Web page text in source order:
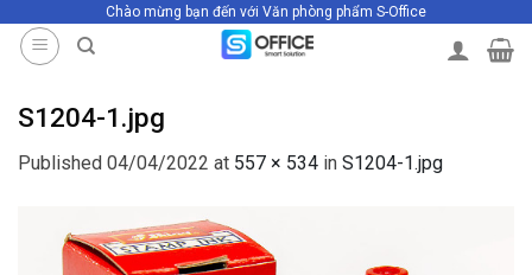
Chào mừng bạn đến với Văn phòng phẩm S-Office
S1204-1.jpg
Published 04/04/2022 at 557 × 534 in S1204-1.jpg